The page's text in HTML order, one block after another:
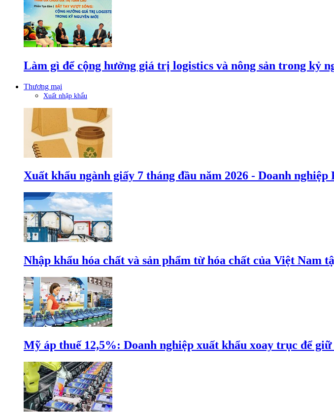
Làm gì để cộng hưởng giá trị logistics và nông sản trong kỷ
Thương mại
Xuất nhập khẩu
Xuất khẩu ngành giấy 7 tháng đầu năm 2026 - Doanh
Nhập khẩu hóa chất và sản phẩm từ hóa chất của Việt Nam
Mỹ áp thuế 12,5%: Doanh nghiệp xuất khẩu xoay trục để